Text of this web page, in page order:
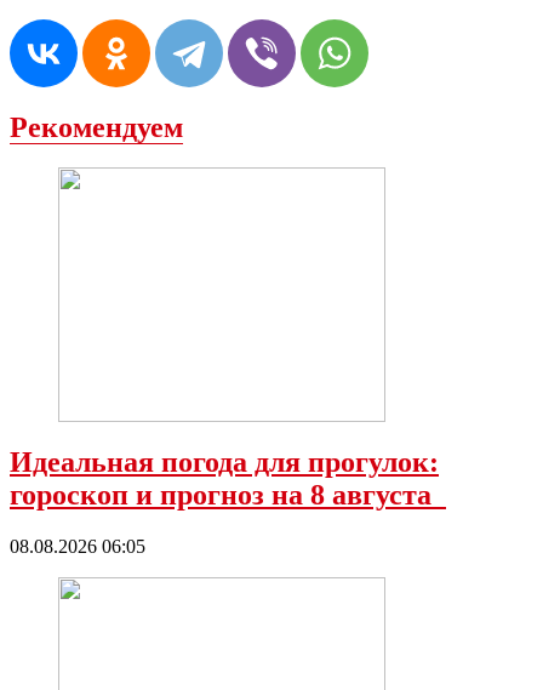
Рекомендуем
Идеальная погода для прогулок:
гороскоп и прогноз на 8 августа
08.08.2026 06:05